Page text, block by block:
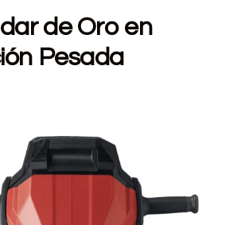
de Oro en
Pesada